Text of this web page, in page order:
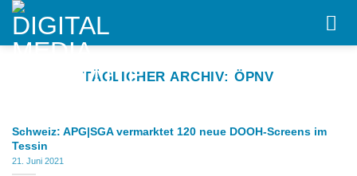
Skip
content
TÄGLICHER ARCHIV: ÖPNV
Schweiz: APG|SGA vermarktet 120 neue DOOH-Screens im
Tessin
21. Juni 2021